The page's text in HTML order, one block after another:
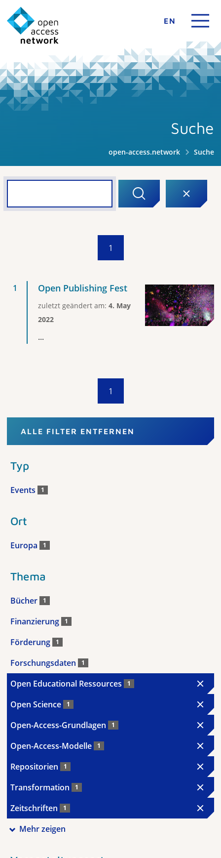
EN
Suche
open-access.network Suche
1
Open Publishing Fest
zuletzt geändert am: 4. May
2022
...
1
ALLE FILTER ENTFERNEN
Typ
Events 1
Ort
Europa 1
Thema
Bücher 1
Finanzierung 1
Förderung 1
Forschungsdaten 1
Open Educational Ressources 1
Open Science 1
Open-Access-Grundlagen 1
Open-Access-Modelle 1
Repositorien 1
Transformation 1
Zeitschriften 1
Mehr zeigen